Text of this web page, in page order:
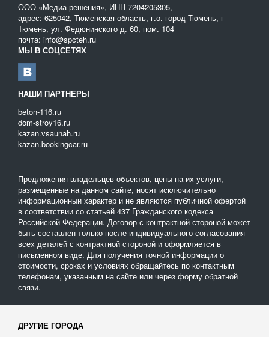
ООО «Медиа-решения», ИНН 7204205305,
адрес: 625042, Тюменская область, г.о. город Тюмень, г
Тюмень, ул. Федюнинского д. 60, пом. 104
почта: info@spcteh.ru
МЫ В СОЦСЕТЯХ
НАШИ ПАРТНЕРЫ
beton-116.ru
dom-stroy16.ru
kazan.vsaunah.ru
kazan.bookingcar.ru
Предложения владельцев объектов, цены на их услуги,
размещенные на данном сайте, носят исключительно
информационныи характер и не являются публичной офертой
в соответствии со статьей 437 Гражданского кодекса
Российской Федерации. Договор с контрактной стороной может
быть составлен только после индивидуального согласования
всех деталей с контрактной стороной и оформляется в
письменном виде. Для получения точной информации о
стоимости, сроках и условиях обращайтесь по контактным
телефонам, указанным на сайте или через форму обратной
связи.
ДРУГИЕ ГОРОДА